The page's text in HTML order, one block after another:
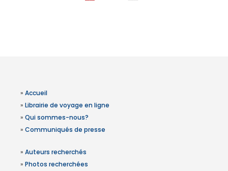
» Accueil
» Librairie de voyage en ligne
» Qui sommes-nous?
» Communiqués de presse
» Auteurs recherchés
» Photos recherchées